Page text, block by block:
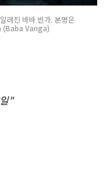
려진 바바 반가. 본명은
Vanga)
"